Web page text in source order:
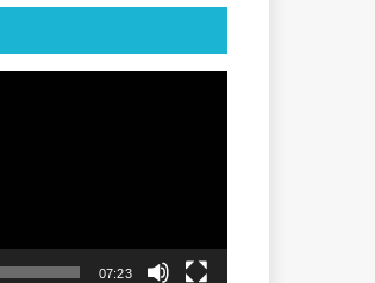
07:23